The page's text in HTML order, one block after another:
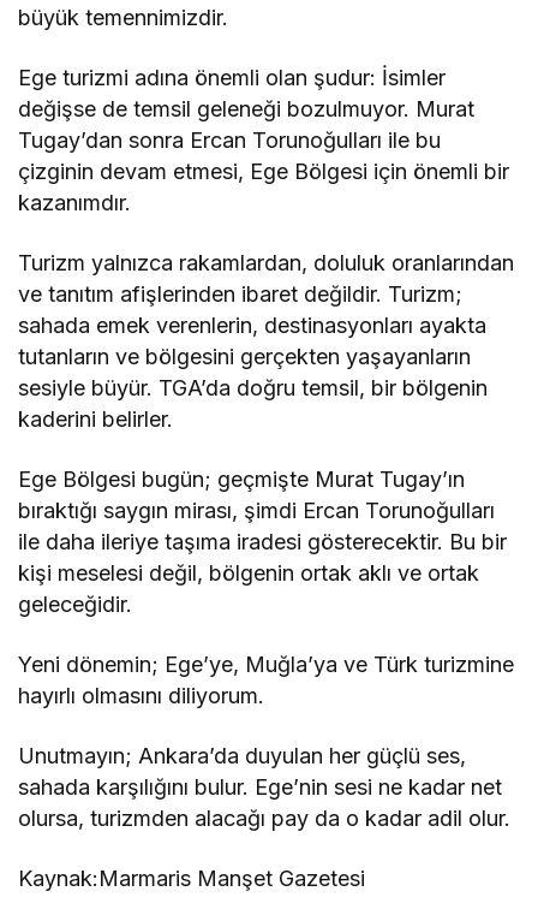
büyük temennimizdir.
Ege turizmi adına önemli olan şudur: İsimler
değişse de temsil geleneği bozulmuyor. Murat
Tugay’dan sonra Ercan Torunoğulları ile bu
çizginin devam etmesi, Ege Bölgesi için önemli bir
kazanımdır.
Turizm yalnızca rakamlardan, doluluk oranlarından
ve tanıtım afişlerinden ibaret değildir. Turizm;
sahada emek verenlerin, destinasyonları ayakta
tutanların ve bölgesini gerçekten yaşayanların
sesiyle büyür. TGA’da doğru temsil, bir bölgenin
kaderini belirler.
Ege Bölgesi bugün; geçmişte Murat Tugay’ın
bıraktığı saygın mirası, şimdi Ercan Torunoğulları
ile daha ileriye taşıma iradesi gösterecektir. Bu bir
kişi meselesi değil, bölgenin ortak aklı ve ortak
geleceğidir.
Yeni dönemin; Ege’ye, Muğla’ya ve Türk turizmine
hayırlı olmasını diliyorum.
Unutmayın; Ankara’da duyulan her güçlü ses,
sahada karşılığını bulur. Ege’nin sesi ne kadar net
olursa, turizmden alacağı pay da o kadar adil olur.
Kaynak:Marmaris Manşet Gazetesi